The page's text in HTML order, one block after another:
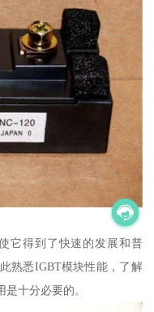
它得到了快速的发展和普
熟悉IGBT模块性能，了解
十分必要的。